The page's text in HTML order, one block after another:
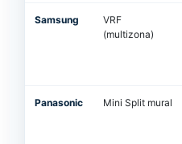
Samsung
VRF
(multizona)
Panasonic Mini Split mural